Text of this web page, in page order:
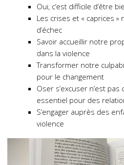
Oui, c’est difficile d’être
Les crises et « caprices
d’échec
Savoir accueillir notre
dans la violence
Transformer notre
pour le changement
Oser s’excuser n’est
essentiel pour des
S’engager auprès des
violence